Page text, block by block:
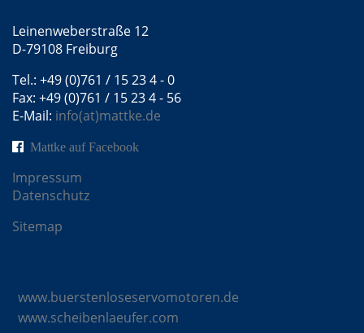
Leinenweberstraße 12
D-79108 Freiburg
Tel.: +49 (0)761 / 15 23 4 - 0
Fax: +49 (0)761 / 15 23 4 - 56
E-Mail: info(at)mattke.de
Mattke auf Facebook
Impressum
Datenschutz
Sitemap
www.buerstenloseservomotoren.de
www.scheibenlaeufer.com